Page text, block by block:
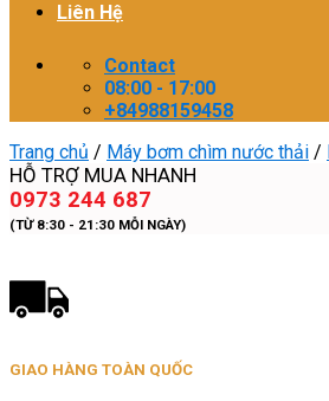
Liên Hệ
Contact
08:00 - 17:00
+84988159458
Trang chủ / Máy bơm chìm nước thải /
HỖ TRỢ MUA NHANH
0973 244 687
(TỪ 8:30 - 21:30 MỖI NGÀY)
GIAO HÀNG TOÀN QUỐC